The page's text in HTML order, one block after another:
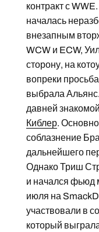
контракт с
началась
внезапным
WCW и ECW,
сторону, на
вопреки
выбрала
давней
Киблер.
соблазнение
дальнейшего
Однако Триш
и начался фьюд
июля на
участвовали в
который